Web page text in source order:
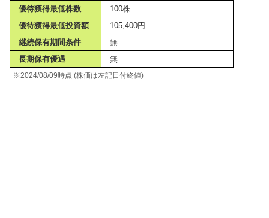
優待獲得最低株数
100株
優待獲得最低投資額
105,400円
継続保有期間条件
無
長期保有優遇
無
※2024/08/09時点 (株価は左記日付終値)